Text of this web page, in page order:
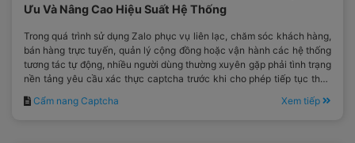
Ưu Và Nâng Cao Hiệu Suất Hệ Thống
Trong quá trình sử dụng Zalo phục vụ liên lạc, chăm sóc khách hàng,
bán hàng trực tuyến, quản lý cộng đồng hoặc vận hành các hệ thống
tương tác tự động, nhiều người dùng thường xuyên gặp phải tình trạng
nền tảng yêu cầu xác thực captcha trước khi cho phép tiếp tục thực
Cẩm nang Captcha Xem tiếp